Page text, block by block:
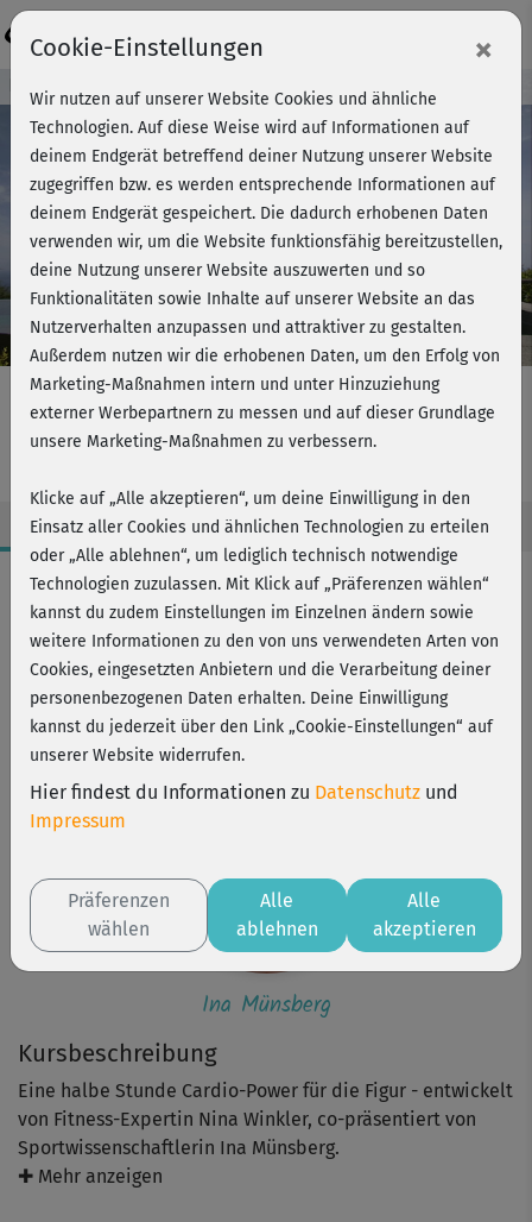
Play
Video
Kursvorschau - Jetzt mitmachen!
Fatburner intensiv - Cardiokurs lang
Kursbeschreibung
Eine halbe Stunde Cardio-Power für die Figur - entwickelt
von Fitness-Expertin Nina Winkler, co-präsentiert von
Sportwissenschaftlerin Ina Münsberg.
✚ Mehr anzeigen
Workout-Facts
mittelschwer
31 Min
324 kcal
Ina Münsberg
Ina Münsberg
Cookie-Einstellungen ×
Wir nutzen auf unserer Website Cookies und ähnliche
Technologien. Auf diese Weise wird auf Informationen auf
deinem Endgerät betreffend deiner Nutzung unserer Website
zugegriffen bzw. es werden entsprechende Informationen auf
deinem Endgerät gespeichert. Die dadurch erhobenen Daten
verwenden wir, um die Website funktionsfähig bereitzustellen,
deine Nutzung unserer Website auszuwerten und so
Funktionalitäten sowie Inhalte auf unserer Website an das
Nutzerverhalten anzupassen und attraktiver zu gestalten.
Außerdem nutzen wir die erhobenen Daten, um den Erfolg von
Marketing-Maßnahmen intern und unter Hinzuziehung
externer Werbepartnern zu messen und auf dieser Grundlage
unsere Marketing-Maßnahmen zu verbessern.
Klicke auf „Alle akzeptieren“, um deine Einwilligung in den
Einsatz aller Cookies und ähnlichen Technologien zu erteilen
oder „Alle ablehnen“, um lediglich technisch notwendige
Technologien zuzulassen. Mit Klick auf „Präferenzen wählen“
kannst du zudem Einstellungen im Einzelnen ändern sowie
weitere Informationen zu den von uns verwendeten Arten von
Cookies, eingesetzten Anbietern und die Verarbeitung deiner
personenbezogenen Daten erhalten. Deine Einwilligung
kannst du jederzeit über den Link „Cookie-Einstellungen“ auf
unserer Website widerrufen.
Hier findest du Informationen zu Datenschutz und
Impressum
Präferenzen
wählen
Alle
ablehnen
Alle
akzeptieren